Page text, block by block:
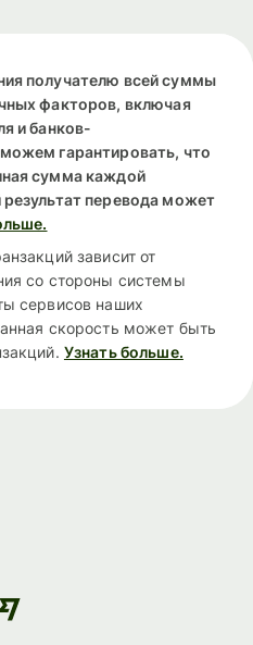
получателю всей суммы
факторов, включая
и банков-
гарантировать, что
сумма каждой
перевода может
зависит от
со стороны системы
сервисов наших
скорость может быть
Узнать больше.